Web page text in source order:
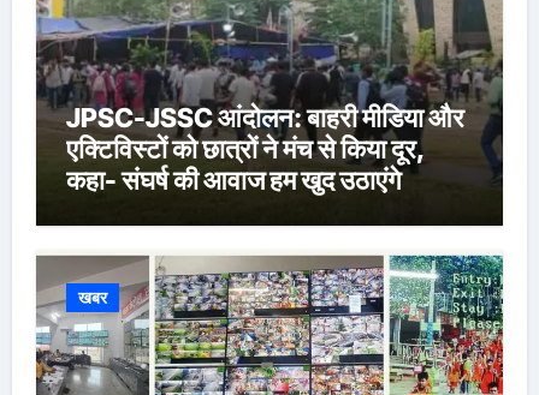
JPSC-JSSC आंदोलन: बाहरी मीडिया और
एक्टिविस्टों को छात्रों ने मंच से किया दूर,
कहा- संघर्ष की आवाज हम खुद उठाएंगे
खबर